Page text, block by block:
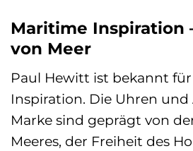
Maritime Inspiration
von Meer
Paul Hewitt ist bekannt
Inspiration. Die Uhren und
Marke sind geprägt von
Meeres, der Freiheit des